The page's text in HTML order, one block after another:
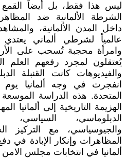
ليس هذا فقط، بل أيضاً
الشرطة الألمانية ضد
داخل المدن الألمانية،
عالمياً لشرطي ألماني
وامرأة محجبة تُسحب على
يُعتقلون لمجرد رفعهم العلم
والفيديوهات كانت القنبلة
انفجرت في وجه ألمانيا يوم
المتحدة. هذه الدراسة
الهزيمة التاريخية إلى ألمانيا
الدبلوماسي، السياسي،
والجيوسياسي، مع
ألمانيا في انتخابات مجلس